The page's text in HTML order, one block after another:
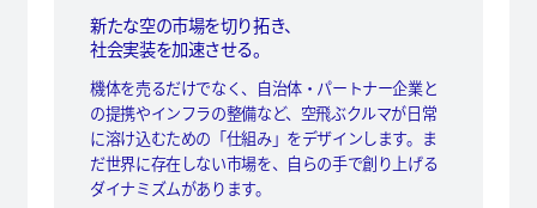
新たな空の市場を切り拓き、
社会実装を加速させる。
機体を売るだけでなく、自治体・パートナー企業と
の提携やインフラの整備など、空飛ぶクルマが日常
に溶け込むための「仕組み」をデザインします。ま
だ世界に存在しない市場を、自らの手で創り上げる
ダイナミズムがあります。